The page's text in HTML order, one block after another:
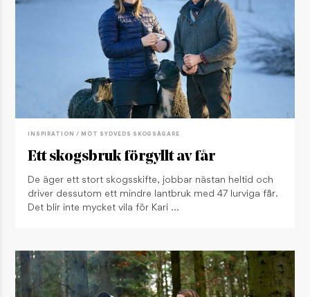
INSPIRATION / MÖT SYDVEDS SKOGSÄGARE
Ett skogsbruk förgyllt av får
De äger ett stort skogsskifte, jobbar nästan heltid och
driver dessutom ett mindre lantbruk med 47 lurviga får.
Det blir inte mycket vila för Kari …